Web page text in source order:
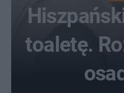
toaletę.